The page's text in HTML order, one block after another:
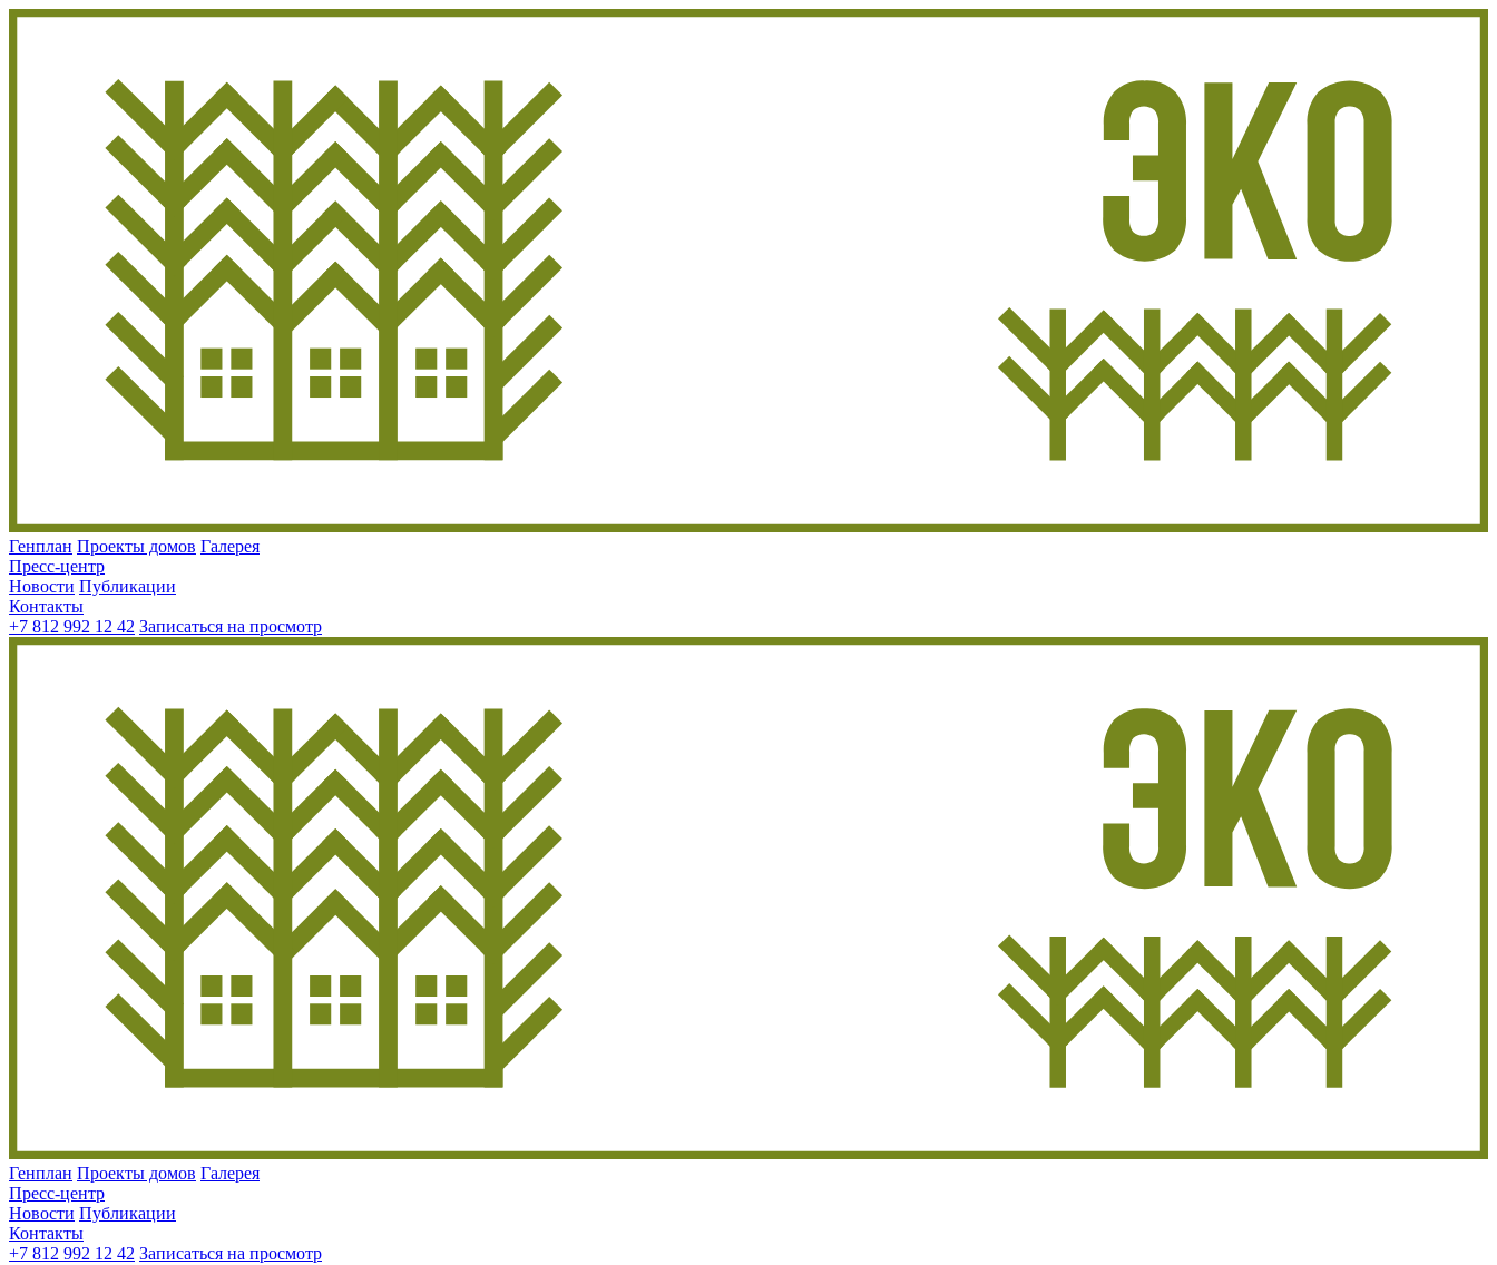
Генплан Проекты домов Галерея
Пресс-центр
Новости Публикации
Контакты
+7 812 992 12 42 Записаться на просмотр
Генплан Проекты домов Галерея
Пресс-центр
Новости Публикации
Контакты
+7 812 992 12 42 Записаться на просмотр